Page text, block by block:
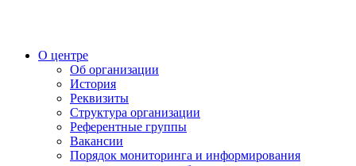
О центре
Об организации
История
Реквизиты
Структура организации
Референтные группы
Вакансии
Порядок мониторинга и информирования